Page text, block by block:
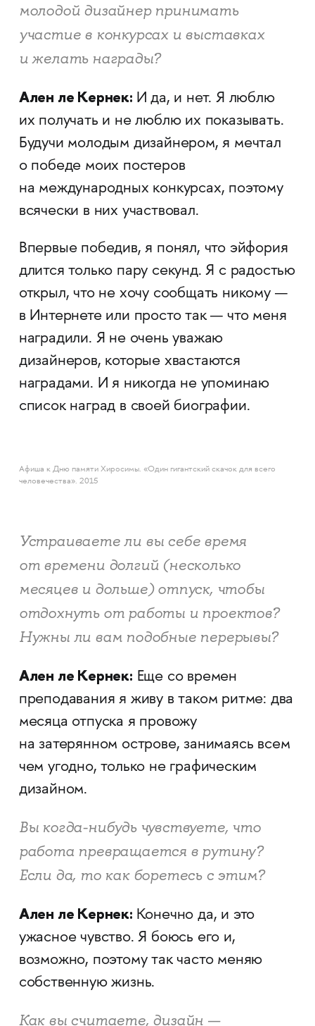
молодой дизайнер принимать
участие в конкурсах и выставках
и желать награды?
Ален ле Кернек: И да, и нет. Я люблю
их получать и не люблю их показывать.
Будучи молодым дизайнером, я мечтал
о победе моих постеров
на международных конкурсах, поэтому
всячески в них участвовал.
Впервые победив, я понял, что эйфория
длится только пару секунд. Я с радостью
открыл, что не хочу сообщать никому —
в Интернете или просто так — что меня
наградили. Я не очень уважаю
дизайнеров, которые хвастаются
наградами. И я никогда не упоминаю
список наград в своей биографии.
Афиша к Дню памяти Хиросимы. «Один гигантский скачок для всего
человечества». 2015
Устраиваете ли вы себе время
от времени долгий (несколько
месяцев и дольше) отпуск, чтобы
отдохнуть от работы и проектов?
Нужны ли вам подобные перерывы?
Ален ле Кернек: Еще со времен
преподавания я живу в таком ритме: два
месяца отпуска я провожу
на затерянном острове, занимаясь всем
чем угодно, только не графическим
дизайном.
Вы когда-нибудь чувствуете, что
работа превращается в рутину?
Если да, то как боретесь с этим?
Ален ле Кернек: Конечно да, и это
ужасное чувство. Я боюсь его и,
возможно, поэтому так часто меняю
собственную жизнь.
Как вы считаете, дизайн —